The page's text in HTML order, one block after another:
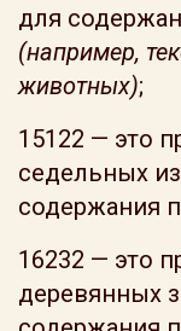
для
(например,
животных);
15122 — это
седельных
содержания
16232 — это
деревянных